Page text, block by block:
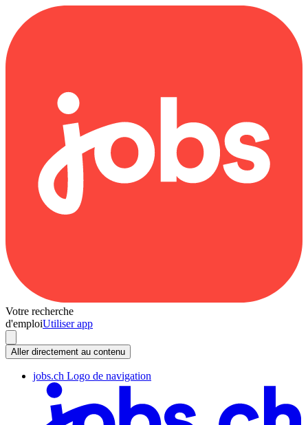
Votre recherche
d'emploiUtiliser app
Aller directement au contenu
jobs.ch Logo de navigation